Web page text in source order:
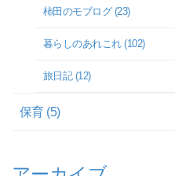
柿田のモブログ (23)
暮らしのあれこれ (102)
旅日記 (12)
保育 (5)